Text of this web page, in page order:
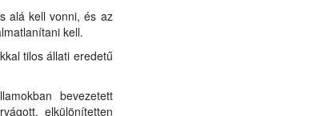
alá kell vonni, és az
kell.
tilos állati eredetű
bevezetett
elkülönítetten